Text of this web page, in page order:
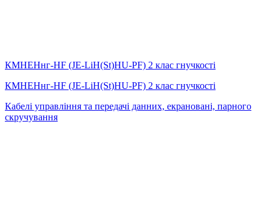
КМНЕНнг-HF (JE-LiH(St)НU-PF) 2 клас гнучкості
КМНЕНнг-HF (JE-LiH(St)НU-PF) 2 клас гнучкості
Кабелі управління та передачі данних, екрановані, парного
скручування